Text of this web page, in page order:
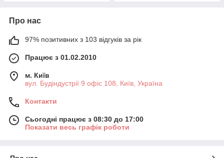
Про нас
97% позитивних з 103 відгуків за рік
Працює з 01.02.2010
м. Київ
вул. Будіндустрії 9 офіс 108, Київ, Україна
Контакти
Сьогодні працює з 08:30 до 17:00
Показати весь графік роботи